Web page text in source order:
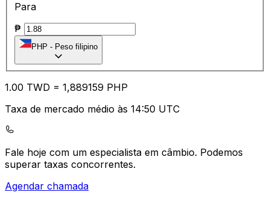
Para
₱
PHP - Peso filipino
1.00 TWD = 1,889159 PHP
Taxa de mercado médio às 14:50 UTC
Fale hoje com um especialista em câmbio. Podemos
superar taxas concorrentes.
Agendar chamada